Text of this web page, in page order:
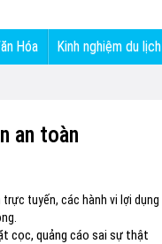
Hóa Kinh nghiệm du lịch
an toàn
trực tuyến, các hành vi lợi dụng
cọc, quảng cáo sai sự thật